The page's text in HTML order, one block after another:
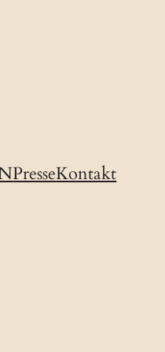
PresseKontakt